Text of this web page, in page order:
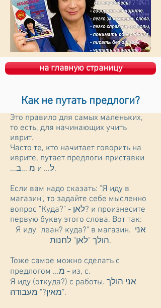
на главную страницу
Как не путать предлоги?
Это правило для самых маленьких,
то есть, для начинающих учить
иврит.
Часто те, кто начитает говорить на
иврите, путает предлоги-приставки
...מ ...ב и ...ל.
Если вам надо сказать: "Я иду в
магазин", то задайте себе мысленно
вопрос "Куда?" - לאן? и произнесите
первую букву этого слова. Вот так:
Я иду "леан? куда?" в магазин. אני
הולך "לאן" לחנות.
Тоже самое можно сделать с
предлогом ...מ - из, с.
Я иду (откуда?) с работы. אני הולך
"מאין?" מעבודה.